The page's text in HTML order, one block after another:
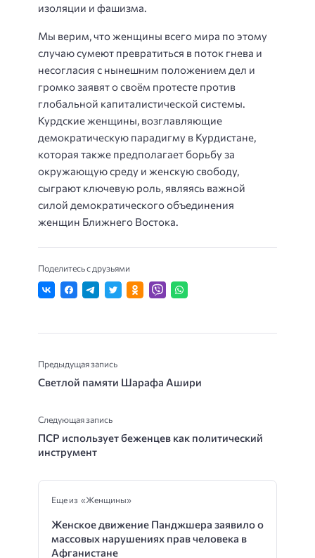
изоляции и фашизма.
Мы верим, что женщины всего мира по этому
случаю сумеют превратиться в поток гнева и
несогласия с нынешним положением дел и
громко заявят о своём протесте против
глобальной капиталистической системы.
Курдские женщины, возглавляющие
демократическую парадигму в Курдистане,
которая также предполагает борьбу за
окружающую среду и женскую свободу,
сыграют ключевую роль, являясь важной
силой демократического объединения
женщин Ближнего Востока.
Поделитесь с друзьями
Предыдущая запись
Светлой памяти Шарафа Ашири
Следующая запись
ПСР использует беженцев как политический
инструмент
Еще из «Женщины»
Женское движение Панджшера заявило о
массовых нарушениях прав человека в
Афганистане